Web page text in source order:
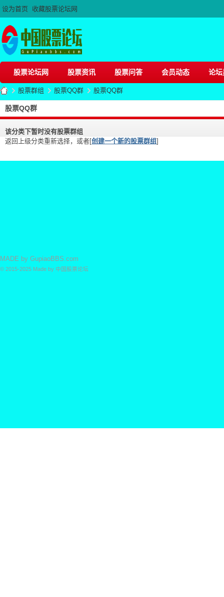
设为首页 收藏股票论坛网
股票论坛网 股票资讯 股票问答 会员动态 论坛
股 ›
股票群组
›
股票QQ群 股票QQ群
股票QQ群
该分类下暂时没有股票群组
返回上级分类重新选择，或者[创建一个新的股票群组]
MADE by GupiaoBBS.com
© 2015-2025 Made by 中国股票论坛